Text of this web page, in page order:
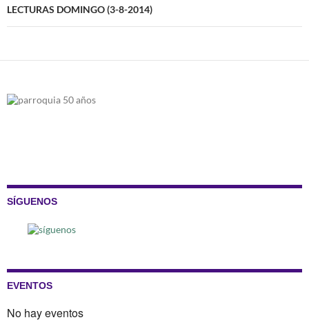
LECTURAS DOMINGO (3-8-2014)
SÍGUENOS
EVENTOS
No hay eventos